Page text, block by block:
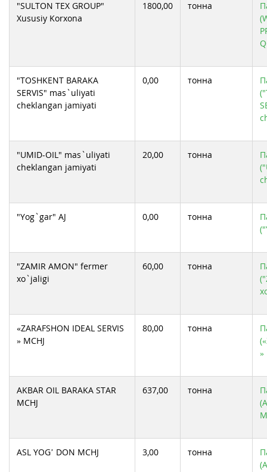
"SULTON TEX GROUP"
Xususiy Korxona
1800,00 тонна
"TOSHKENT BARAKA
SERVIS" mas`uliyati
cheklangan jamiyati
0,00 тонна
"UMID-OIL" mas`uliyati
cheklangan jamiyati
20,00 тонна
"Yog`gar" AJ 0,00 тонна
"ZAMIR AMON" fermer
xo`jaligi
60,00 тонна
«ZARAFSHON IDEAL SERVIS
» MCHJ
80,00 тонна
»
AKBAR OIL BARAKA STAR
MCHJ
637,00 тонна
ASL YOG’ DON MCHJ 3,00 тонна